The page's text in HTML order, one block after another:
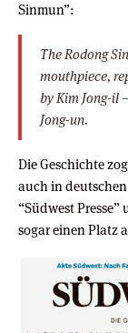
Sinmun”:
The Rodong
mouthpiece,
by Kim Jong-il
Jong-un.
Die Geschichte
auch in
“Südwest
sogar einen Platz